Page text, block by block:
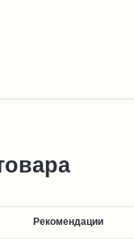
Рекомендации